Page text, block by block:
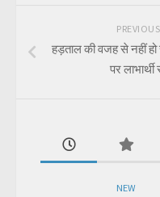
हड़ताल की वजह से नहीं
पर
NEW